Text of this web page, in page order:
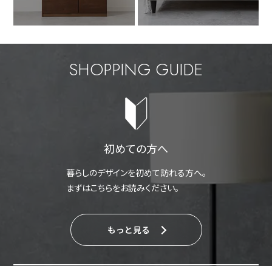
SHOPPING GUIDE
初めての方へ
暮らしのデザインを初めて訪れる方へ。
まずはこちらをお読みください。
もっと見る